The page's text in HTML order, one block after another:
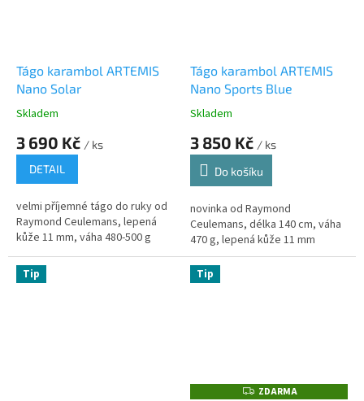
Tágo karambol ARTEMIS
Nano Solar
Skladem
3 690 Kč / ks
DETAIL
velmi příjemné tágo do ruky od
Raymond Ceulemans, lepená
kůže 11 mm, váha 480-500 g
Tágo karambol ARTEMIS
Nano Sports Blue
Skladem
3 850 Kč / ks
Do košíku
novinka od Raymond
Ceulemans, délka 140 cm, váha
470 g, lepená kůže 11 mm
Tip Tip
ZZDARMA